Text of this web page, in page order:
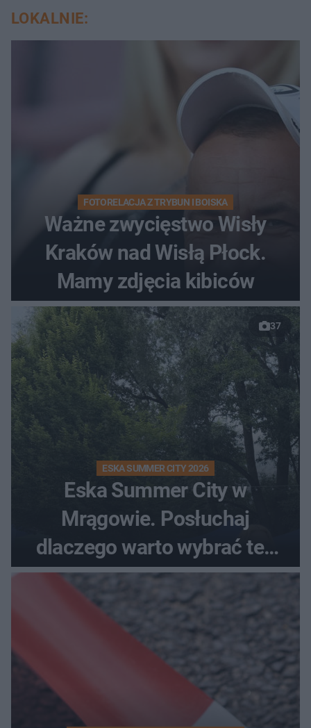
LOKALNIE:
FOTORELACJA Z TRYBUN I BOISKA
Ważne zwycięstwo Wisły
Kraków nad Wisłą Płock.
Mamy zdjęcia kibiców
37
ESKA SUMMER CITY 2026
Eska Summer City w
Mrągowie. Posłuchaj
dlaczego warto wybrać ten
kierunek na urlop!